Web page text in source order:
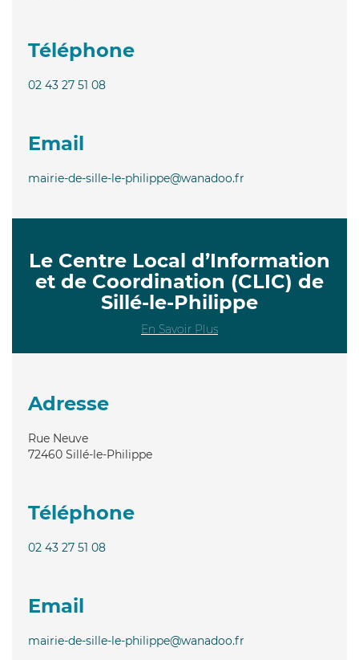
Téléphone
02 43 27 51 08
Email
mairie-de-sille-le-philippe@wanadoo.fr
Le Centre Local d’Information
et de Coordination (CLIC) de
Sillé-le-Philippe
En Savoir Plus
Adresse
Rue Neuve
72460 Sillé-le-Philippe
Téléphone
02 43 27 51 08
Email
mairie-de-sille-le-philippe@wanadoo.fr